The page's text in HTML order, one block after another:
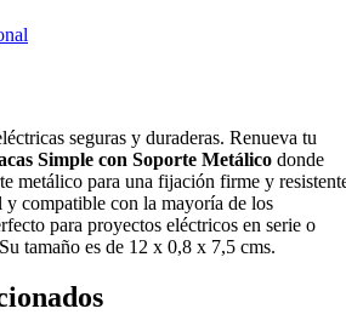
seguras y duraderas. Renueva tu
Simple con Soporte Metálico donde
metálico para una fijación firme y
compatible con la mayoría de los
para proyectos eléctricos en serie o
tamaño es de 12 x 0,8 x 7,5 cms.